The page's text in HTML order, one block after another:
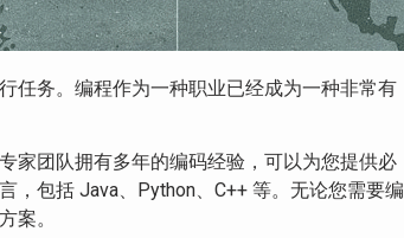
任务。编程作为一种职业已经成为一种非常有
家团队拥有多年的编码经验，可以为您提供必
，包括 Java、Python、C++ 等。无论您需要编
案。